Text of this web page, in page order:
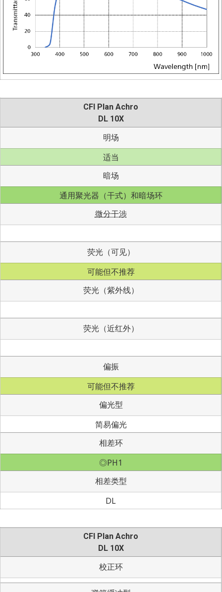
CFI Plan Achro
DL 10X
明场
适当
暗场
通用聚光器（干式）和暗场环
微分干涉
荧光（可见）
可能但不推荐
荧光（紫外线）
荧光（近红外）
偏振
可能但不推荐
偏光型
简易偏光
相差环
◎PH1
相差类型
DL
CFI Plan Achro
DL 10X
校正环